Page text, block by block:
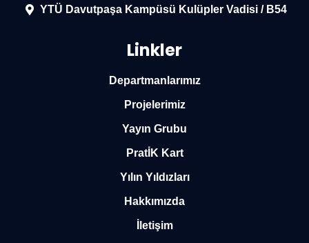
YTÜ Davutpaşa Kampüsü Kulüpler Vadisi / B54
Linkler
Departmanlarımız
Projelerimiz
Yayın Grubu
PratİK Kart
Yılın Yıldızları
Hakkımızda
İletişim